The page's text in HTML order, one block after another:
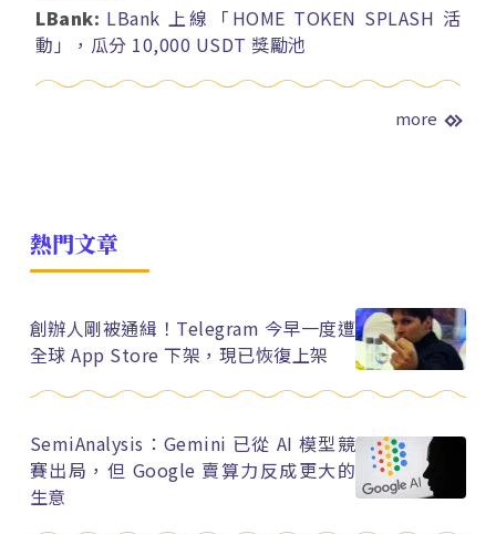
LBank: LBank 上線「HOME TOKEN SPLASH 活
動」，瓜分 10,000 USDT 獎勵池
more
熱門文章
創辦人剛被通緝！Telegram 今早一度遭
全球 App Store 下架，現已恢復上架
SemiAnalysis：Gemini 已從 AI 模型競
賽出局，但 Google 賣算力反成更大的
生意